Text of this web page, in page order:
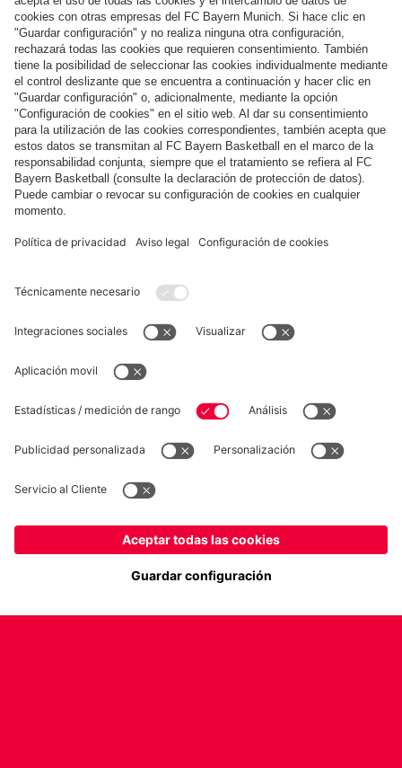
Último entrenamiento antes del partido de CL
en casa contra el Galatasaray
EN DIFERIDO
contra el Galatasaray